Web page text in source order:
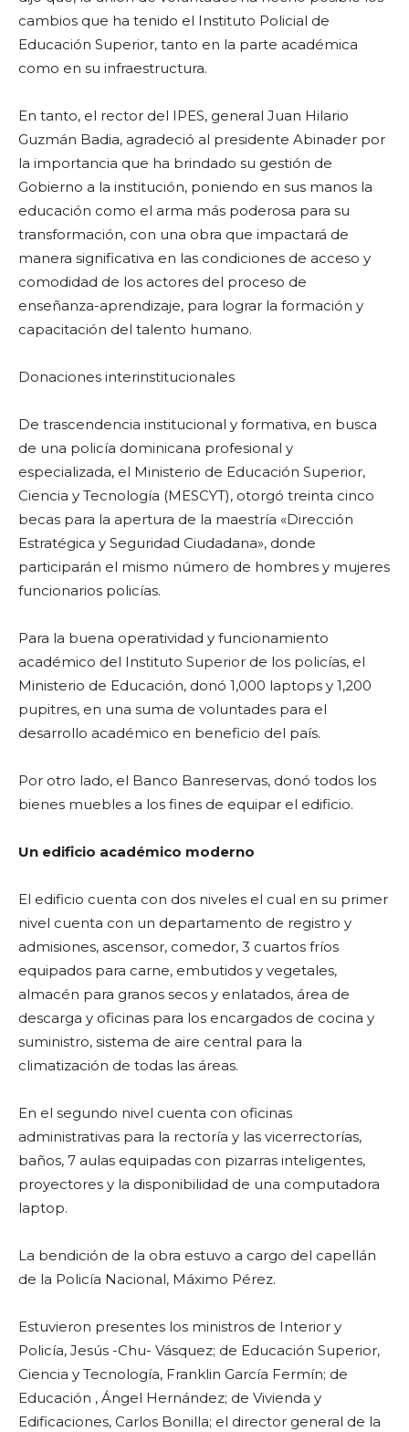
cambios que ha tenido el Instituto Policial de
Educación Superior, tanto en la parte académica
como en su infraestructura.
En tanto, el rector del IPES, general Juan Hilario
Guzmán Badia, agradeció al presidente Abinader por
la importancia que ha brindado su gestión de
Gobierno a la institución, poniendo en sus manos la
educación como el arma más poderosa para su
transformación, con una obra que impactará de
manera significativa en las condiciones de acceso y
comodidad de los actores del proceso de
enseñanza-aprendizaje, para lograr la formación y
capacitación del talento humano.
Donaciones interinstitucionales
De trascendencia institucional y formativa, en busca
de una policía dominicana profesional y
especializada, el Ministerio de Educación Superior,
Ciencia y Tecnología (MESCYT), otorgó treinta cinco
becas para la apertura de la maestría «Dirección
Estratégica y Seguridad Ciudadana», donde
participarán el mismo número de hombres y mujeres
funcionarios policías.
Para la buena operatividad y funcionamiento
académico del Instituto Superior de los policías, el
Ministerio de Educación, donó 1,000 laptops y 1,200
pupitres, en una suma de voluntades para el
desarrollo académico en beneficio del país.
Por otro lado, el Banco Banreservas, donó todos los
bienes muebles a los fines de equipar el edificio.
Un edificio académico moderno
El edificio cuenta con dos niveles el cual en su primer
nivel cuenta con un departamento de registro y
admisiones, ascensor, comedor, 3 cuartos fríos
equipados para carne, embutidos y vegetales,
almacén para granos secos y enlatados, área de
descarga y oficinas para los encargados de cocina y
suministro, sistema de aire central para la
climatización de todas las áreas.
En el segundo nivel cuenta con oficinas
administrativas para la rectoría y las vicerrectorías,
baños, 7 aulas equipadas con pizarras inteligentes,
proyectores y la disponibilidad de una computadora
laptop.
La bendición de la obra estuvo a cargo del capellán
de la Policía Nacional, Máximo Pérez.
Estuvieron presentes los ministros de Interior y
Policía, Jesús -Chu- Vásquez; de Educación Superior,
Ciencia y Tecnología, Franklin García Fermín; de
Educación , Ángel Hernández; de Vivienda y
Edificaciones, Carlos Bonilla; el director general de la